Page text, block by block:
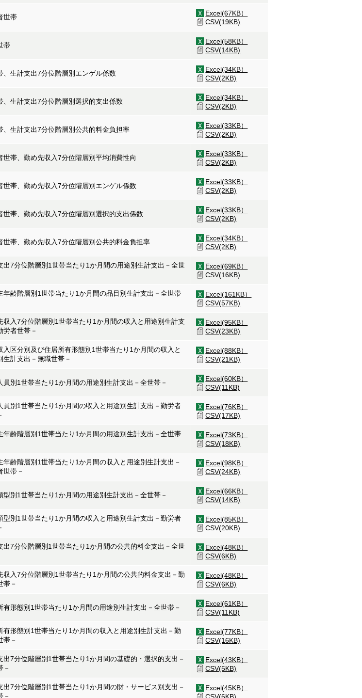
世帯
Excel(67KB）
CSV(19KB)
帯
Excel(58KB）
CSV(14KB)
、生計支出7分位階層別エンゲル係数
Excel(34KB）
CSV(2KB)
、生計支出7分位階層別選択的支出係数
Excel(34KB）
CSV(2KB)
、生計支出7分位階層別公共的料金負担率
Excel(33KB）
CSV(2KB)
世帯、勤め先収入7分位階層別平均消費性向
Excel(33KB）
CSV(2KB)
世帯、勤め先収入7分位階層別エンゲル係数
Excel(33KB）
CSV(2KB)
世帯、勤め先収入7分位階層別選択的支出係数
Excel(33KB）
CSV(2KB)
世帯、勤め先収入7分位階層別公共的料金負担率
Excel(34KB）
CSV(2KB)
出7分位階層別1世帯当たり1か月間の用途別生計支出－全世
Excel(69KB）
CSV(16KB)
年齢階層別1世帯当たり1か月間の品目別生計支出－全世帯
Excel(161KB）
CSV(57KB)
収入7分位階層別1世帯当たり1か月間の収入と用途別生計支
労者世帯－
Excel(95KB）
CSV(23KB)
入区分別及び住居所有形態別1世帯当たり1か月間の収入と
生計支出－無職世帯－
Excel(88KB）
CSV(21KB)
員別1世帯当たり1か月間の用途別生計支出－全世帯－
Excel(60KB）
CSV(11KB)
員別1世帯当たり1か月間の収入と用途別生計支出－勤労者
Excel(76KB）
CSV(17KB)
年齢階層別1世帯当たり1か月間の用途別生計支出－全世帯
Excel(73KB）
CSV(18KB)
年齢階層別1世帯当たり1か月間の収入と用途別生計支出－
世帯－
Excel(98KB）
CSV(24KB)
型別1世帯当たり1か月間の用途別生計支出－全世帯－
Excel(66KB）
CSV(14KB)
型別1世帯当たり1か月間の収入と用途別生計支出－勤労者
Excel(85KB）
CSV(20KB)
出7分位階層別1世帯当たり1か月間の公共的料金支出－全世
Excel(48KB）
CSV(6KB)
収入7分位階層別1世帯当たり1か月間の公共的料金支出－勤
帯－
Excel(48KB）
CSV(6KB)
有形態別1世帯当たり1か月間の用途別生計支出－全世帯－
Excel(61KB）
CSV(11KB)
有形態別1世帯当たり1か月間の収入と用途別生計支出－勤
帯－
Excel(77KB）
CSV(16KB)
出7分位階層別1世帯当たり1か月間の基礎的・選択的支出－
－
Excel(43KB）
CSV(5KB)
出7分位階層別1世帯当たり1か月間の財・サービス別支出－
－
Excel(45KB）